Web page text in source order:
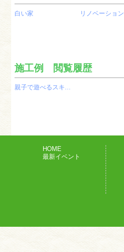
白い家 リノベーション
施工例 閲覧履歴
親子で遊べるスキ...
HOME
最新イベント